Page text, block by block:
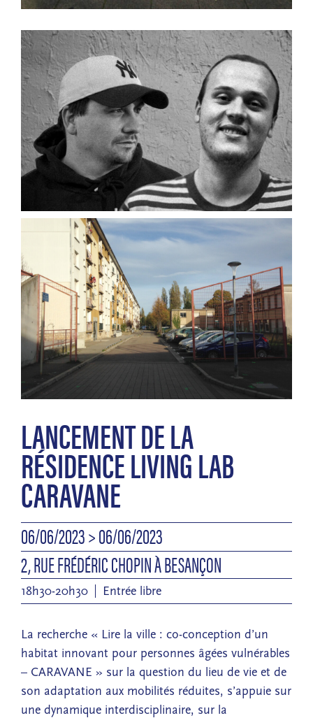
LANCEMENT DE LA
RÉSIDENCE LIVING LAB
CARAVANE
06/06/2023> 06/06/2023
2, RUE FRÉDÉRIC CHOPIN À BESANÇON
18h30-20h30 Entrée libre
La recherche « Lire la ville : co-conception d’un
habitat innovant pour personnes âgées vulnérables
– CARAVANE » sur la question du lieu de vie et de
son adaptation aux mobilités réduites, s’appuie sur
une dynamique interdisciplinaire, sur la